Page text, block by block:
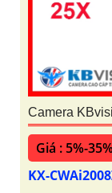
Camera
Giá : 5%-
KX-